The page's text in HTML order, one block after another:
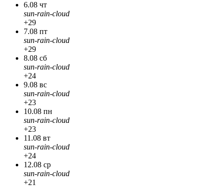
6.08 чт
sun-rain-cloud
+29
7.08 пт
sun-rain-cloud
+29
8.08 сб
sun-rain-cloud
+24
9.08 вс
sun-rain-cloud
+23
10.08 пн
sun-rain-cloud
+23
11.08 вт
sun-rain-cloud
+24
12.08 ср
sun-rain-cloud
+21